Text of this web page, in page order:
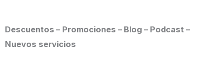
Descuentos – Promociones – Blog – Podcast –
Nuevos servicios